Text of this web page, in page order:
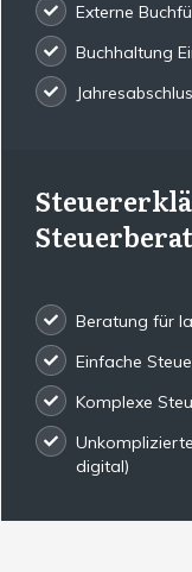
Externe
Buchhaltung
Beratung für
Einfache
Komplexe
digital)